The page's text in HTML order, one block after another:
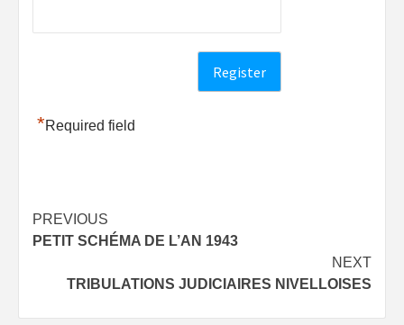
*Required field
Post
navigation
PREVIOUS
PETIT SCHÉMA DE L’AN 1943
NEXT
TRIBULATIONS JUDICIAIRES NIVELLOISES